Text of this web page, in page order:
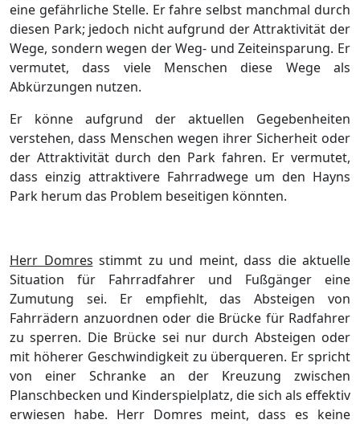
eine gefährliche Stelle. Er fahre selbst manchmal durch
diesen Park; jedoch nicht aufgrund der Attraktivität der
Wege, sondern wegen der Weg- und Zeiteinsparung. Er
vermutet, dass viele Menschen diese Wege als
Abkürzungen nutzen.
Er könne aufgrund der aktuellen Gegebenheiten
verstehen, dass Menschen wegen ihrer Sicherheit oder
der Attraktivität durch den Park fahren. Er vermutet,
dass einzig attraktivere Fahrradwege um den Hayns
Park herum das Problem beseitigen könnten.
Herr Domres stimmt zu und meint, dass die aktuelle
Situation für Fahrradfahrer und Fußgänger eine
Zumutung sei. Er empfiehlt, das Absteigen von
Fahrrädern anzuordnen oder die Brücke für Radfahrer
zu sperren. Die Brücke sei nur durch Absteigen oder
mit höherer Geschwindigkeit zu überqueren. Er spricht
von einer Schranke an der Kreuzung zwischen
Planschbecken und Kinderspielplatz, die sich als effektiv
erwiesen habe. Herr Domres meint, dass es keine